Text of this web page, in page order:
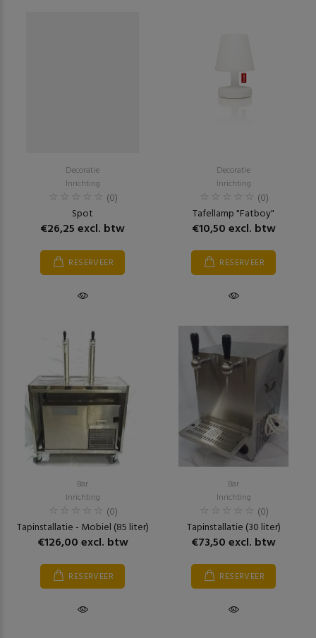
Decoratie
Inrichting
(0)
Spot
€26,25 excl. btw
RESERVEER
Decoratie
Inrichting
(0)
Tafellamp "Fatboy"
€10,50 excl. btw
RESERVEER
Bar
Inrichting
(0)
Tapinstallatie - Mobiel (85 liter)
€126,00 excl. btw
RESERVEER
Bar
Inrichting
(0)
Tapinstallatie (30 liter)
€73,50 excl. btw
RESERVEER